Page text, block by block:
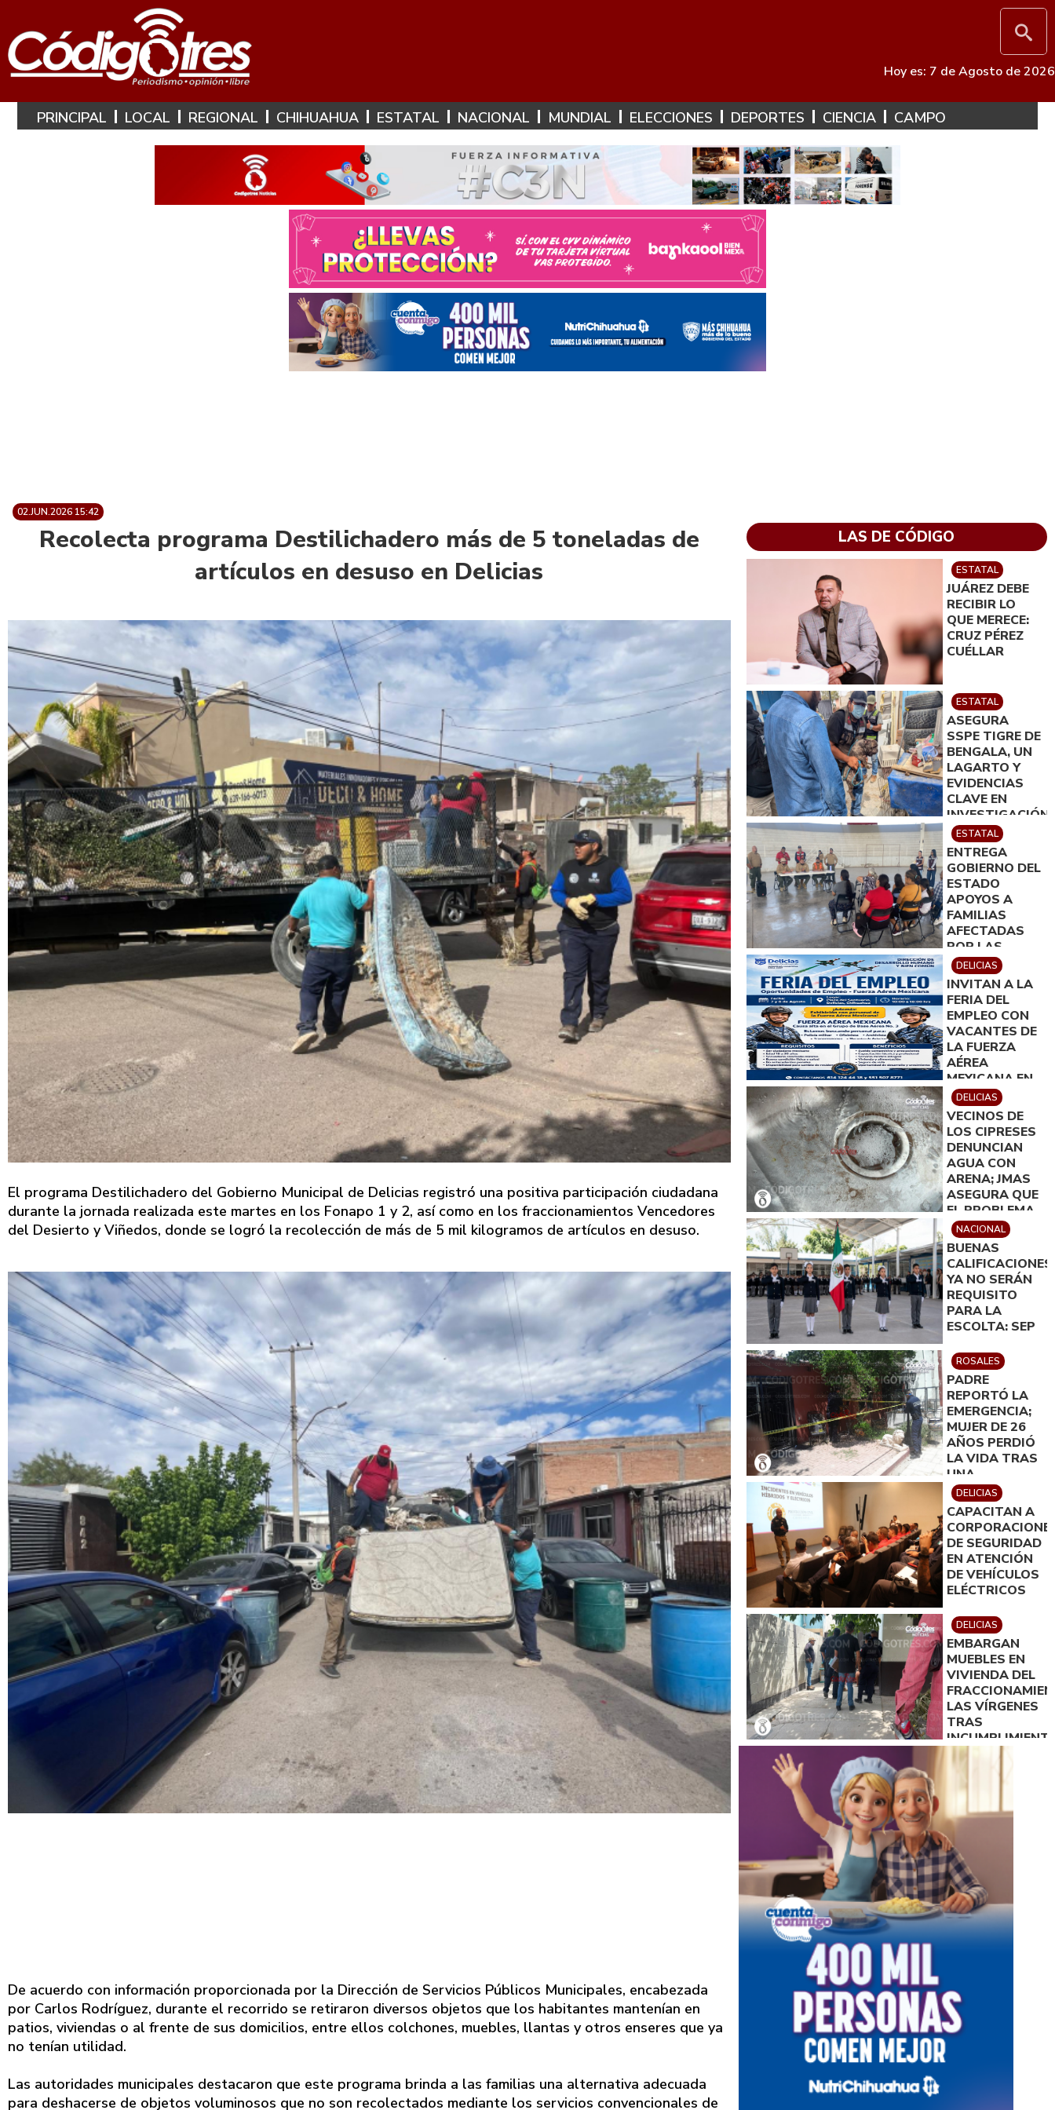
Hoy es: 7 de Agosto de 2026
PRINCIPAL LOCAL REGIONAL CHIHUAHUA ESTATAL NACIONAL MUNDIAL ELECCIONES DEPORTES CIENCIA CAMPO
02.JUN.2026 15:42
Recolecta programa Destilichadero más de 5 toneladas de
artículos en desuso en Delicias
El programa Destilichadero del Gobierno Municipal de Delicias registró una positiva participación ciudadana
durante la jornada realizada este martes en los Fonapo 1 y 2, así como en los fraccionamientos Vencedores
del Desierto y Viñedos, donde se logró la recolección de más de 5 mil kilogramos de artículos en desuso.
De acuerdo con información proporcionada por la Dirección de Servicios Públicos Municipales, encabezada
por Carlos Rodríguez, durante el recorrido se retiraron diversos objetos que los habitantes mantenían en
patios, viviendas o al frente de sus domicilios, entre ellos colchones, muebles, llantas y otros enseres que ya
no tenían utilidad.
Las autoridades municipales destacaron que este programa brinda a las familias una alternativa adecuada
para deshacerse de objetos voluminosos que no son recolectados mediante los servicios convencionales de
LAS DE CÓDIGO
ESTATAL
JUÁREZ DEBE
RECIBIR LO
QUE MERECE:
CRUZ PÉREZ
CUÉLLAR
ESTATAL
ASEGURA
SSPE TIGRE DE
BENGALA, UN
LAGARTO Y
EVIDENCIAS
CLAVE EN
INVESTIGACIÓN
POR
HOMICIDIO EN
CIUDAD
JUÁREZ; EN
CATEO
INSTRUIDO
POR GILBERTO
LOYA
ESTATAL
ENTREGA
GOBIERNO DEL
ESTADO
APOYOS A
FAMILIAS
AFECTADAS
POR LAS
LLUVIAS EN
JIMÉNEZ
DELICIAS
INVITAN A LA
FERIA DEL
EMPLEO CON
VACANTES DE
LA FUERZA
AÉREA
MEXICANA EN
DELICIAS
DELICIAS
VECINOS DE
LOS CIPRESES
DENUNCIAN
AGUA CON
ARENA; JMAS
ASEGURA QUE
EL PROBLEMA
QUEDARÁ
RESUELTO EN
MENOS DE 24
HORAS
NACIONAL
BUENAS
CALIFICACIONES
YA NO SERÁN
REQUISITO
PARA LA
ESCOLTA: SEP
ROSALES
PADRE
REPORTÓ LA
EMERGENCIA;
MUJER DE 26
AÑOS PERDIÓ
LA VIDA TRAS
UNA
PRESUNTA
INTOXICACIÓN.
DELICIAS
CAPACITAN A
DE SEGURIDAD
EN ATENCIÓN
DE VEHÍCULOS
ELÉCTRICOS
DELICIAS
EMBARGAN
MUEBLES EN
VIVIENDA DEL
LAS VÍRGENES
TRAS
DE ACUERDO
DE PAGO